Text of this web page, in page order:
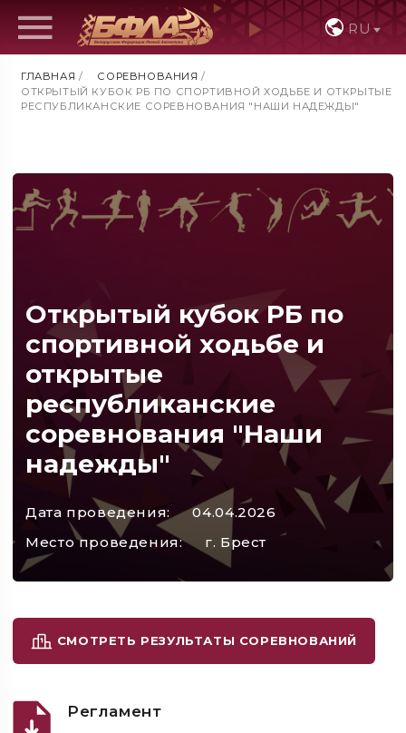
RU
ГЛАВНАЯ / СОРЕВНОВАНИЯ /
ОТКРЫТЫЙ КУБОК РБ ПО СПОРТИВНОЙ ХОДЬБЕ И ОТКРЫТЫЕ
РЕСПУБЛИКАНСКИЕ СОРЕВНОВАНИЯ "НАШИ НАДЕЖДЫ"
Открытый кубок РБ по
спортивной ходьбе и
открытые
республиканские
соревнования "Наши
надежды"
Дата проведения:
04.04.2026
Место проведения:
г. Брест
СМОТРЕТЬ РЕЗУЛЬТАТЫ СОРЕВНОВАНИЙ
Регламент